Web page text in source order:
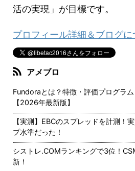
活の実現」が目標です。
プロフィール詳細＆ブログに
アメブロ
Fundoraとは？特徴・評価プログラ
【2026年最新版】
【実測】EBCのスプレッドを計測！
プ水準だった！
シストレ.COMランキングで3位！
新！